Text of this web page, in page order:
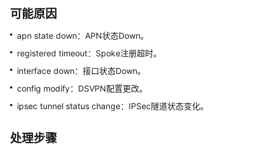
档
规
清
单
介
可能原因
apn state down：APN状态Down。
registered timeout：Spoke注册超时。
interface down：接口状态Down。
config modify：DSVPN配置更改。
ipsec tunnel status change：IPSec隧道状态变化。
处理步骤